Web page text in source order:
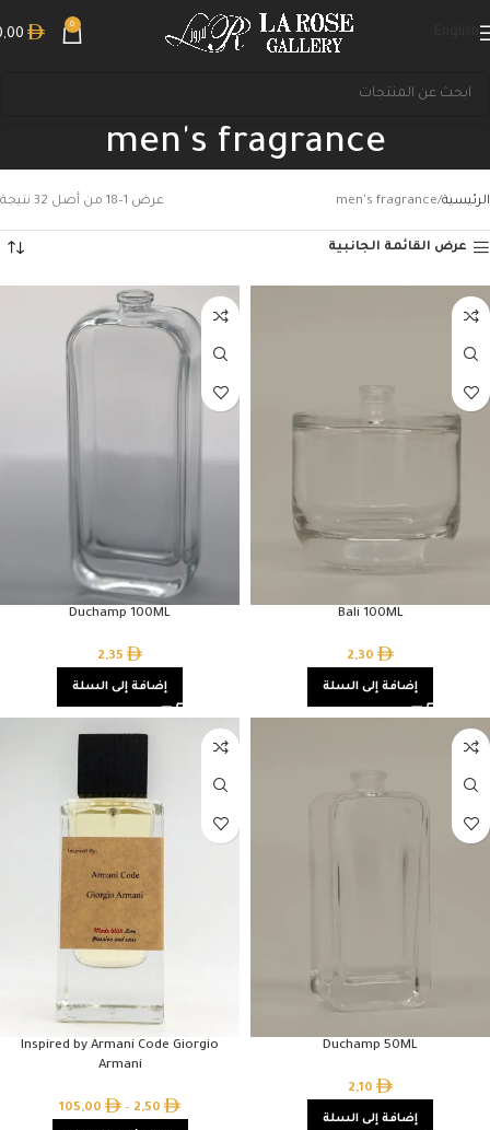
0
men's fragrance
الرئيسية men's fragrance عرض 1–18 من أصل 32 نتيجة
عرض القائمة الجانبية
Bali 100ML
2,30
إضافة إلى السلة
Duchamp 100ML
2,35
إضافة إلى السلة
Duchamp 50ML
2,10
إضافة إلى السلة
Inspired by Armani Code Giorgio
Armani
2,50
–
105,00